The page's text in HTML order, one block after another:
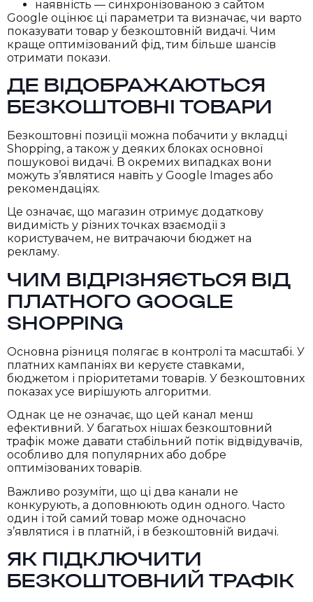
наявність — синхронізованою з сайтом
Google оцінює ці параметри та визначає, чи варто
показувати товар у безкоштовній видачі. Чим
краще оптимізований фід, тим більше шансів
отримати покази.
ДЕ ВІДОБРАЖАЮТЬСЯ
БЕЗКОШТОВНІ ТОВАРИ
Безкоштовні позиції можна побачити у вкладці
Shopping, а також у деяких блоках основної
пошукової видачі. В окремих випадках вони
можуть з’являтися навіть у Google Images або
рекомендаціях.
Це означає, що магазин отримує додаткову
видимість у різних точках взаємодії з
користувачем, не витрачаючи бюджет на
рекламу.
ЧИМ ВІДРІЗНЯЄТЬСЯ ВІД
ПЛАТНОГО GOOGLE
SHOPPING
Основна різниця полягає в контролі та масштабі. У
платних кампаніях ви керуєте ставками,
бюджетом і пріоритетами товарів. У безкоштовних
показах усе вирішують алгоритми.
Однак це не означає, що цей канал менш
ефективний. У багатьох нішах безкоштовний
трафік може давати стабільний потік відвідувачів,
особливо для популярних або добре
оптимізованих товарів.
Важливо розуміти, що ці два канали не
конкурують, а доповнюють один одного. Часто
один і той самий товар може одночасно
з’являтися і в платній, і в безкоштовній видачі.
ЯК ПІДКЛЮЧИТИ
БЕЗКОШТОВНИЙ ТРАФІК